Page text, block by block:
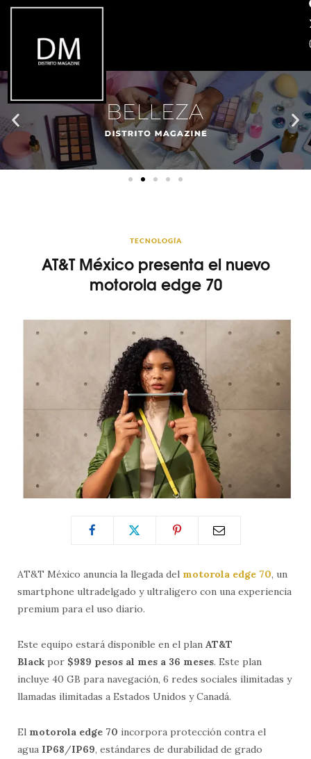
TECNOLOGÍA
AT&T México presenta el nuevo
motorola edge 70
AT&T México anuncia la llegada del motorola edge 70, un
smartphone ultradelgado y ultraligero con una experiencia
premium para el uso diario.
Este equipo estará disponible en el plan AT&T
Black por $989 pesos al mes a 36 meses. Este plan
incluye 40 GB para navegación, 6 redes sociales ilimitadas y
llamadas ilimitadas a Estados Unidos y Canadá.
El motorola edge 70 incorpora protección contra el
agua IP68/IP69, estándares de durabilidad de grado